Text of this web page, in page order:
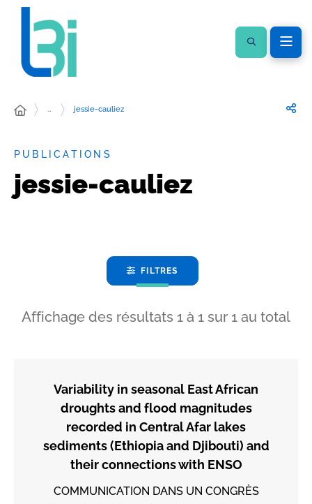
… jessie-cauliez
PUBLICATIONS
jessie-cauliez
FILTRES
Affichage des résultats 1 à 1 sur 1 au total
Variability in seasonal East African
droughts and flood magnitudes
recorded in Central Afar lakes
sediments (Ethiopia and Djibouti) and
their connections with ENSO
COMMUNICATION DANS UN CONGRÈS